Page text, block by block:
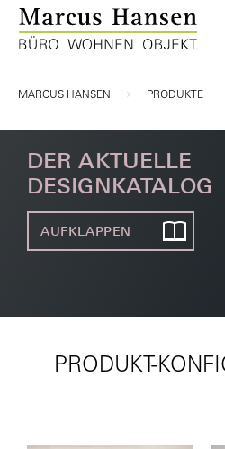
Sie sind hier:
MARCUS HANSEN PRODUKTE
DER AKTUELLE
DESIGNKATALOG
AUFKLAPPEN
PRODUKT-